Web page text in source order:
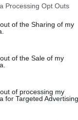
Processing Opt Outs
of the Sharing of my
of the Sale of my
of processing my
for Targeted Advertising.
si completa con
Bevilacqua,